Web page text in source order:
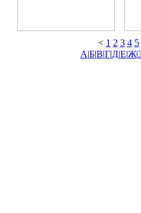
< 1 2 3 4 5
А|Б|В|Г|Д|Е|Ж|